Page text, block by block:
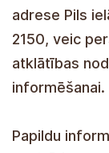
adrese Pils
2150, veic
atklātības
informēšanai.
Papildu